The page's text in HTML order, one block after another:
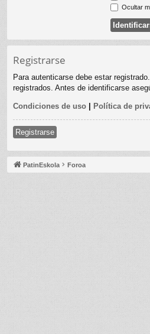
Ocultar
Registrarse
Para autenticarse debe estar
registrados. Antes de identificarse
Condiciones de uso | Política de
Registrarse
PatinEskola Foroa